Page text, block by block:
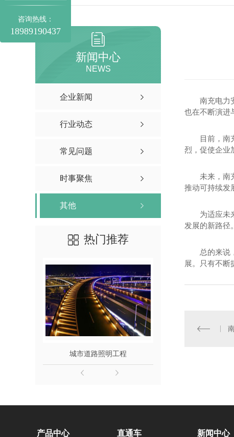
新闻中心
NEWS
企业新闻
行业动态
常见问题
时事聚焦
其他
热门推荐
城市道路照明工程
南充电力
也在不断演进
目前，南
烈，促使企业
未来，南
推动可持续发
为适应未
发展的新路径
总的来说
展。只有不断
产品中心 直通车 新闻中心
咨询热线：
18989190437